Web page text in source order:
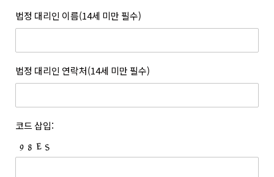
서비스 연동을 통해 수집된 전자우편주소를 말합니다.
권익 및 비밀보호를 위하여 회원 스스로가 설정하여 사이트에
등록한 문자와 숫자의 조합을 말합니다.
있는 쿠폰을 말합니다.
7. 위 항에서 정의되지 않은 약관 상의 용어의 의미는 일반적인
거래관행에 따릅니다.
있습니다.
어떠한 용도와 방식으로 이용되고 있으며, 개인정보보호를 위해
어떠한 조치가 취해지고 있는지 알려드리고 개인정보취급방침을
개정하는 경우 개정 이유 및 내용에 관하여 웹사이트 및 전자우편
보호하고 있습니다.
1. 개인정보의 수집 및 이용목적
수집시기
구분 수집항목
법정 대리인 이름(14세 미만 필수)
법정 대리인 연락처(14세 미만 필수)
코드 삽입: